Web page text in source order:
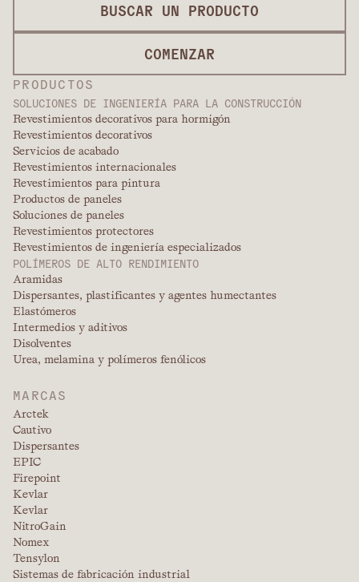
PRODUCTOS
SOLUCIONES DE INGENIERÍA PARA LA CONSTRUCCIÓN
Revestimientos decorativos para hormigón
Revestimientos decorativos
Servicios de acabado
Revestimientos internacionales
Revestimientos para pintura
Productos de paneles
Soluciones de paneles
Revestimientos protectores
Revestimientos de ingeniería especializados
POLÍMEROS DE ALTO RENDIMIENTO
Aramidas
Dispersantes, plastificantes y agentes humectantes
Elastómeros
Intermedios y aditivos
Disolventes
Urea, melamina y polímeros fenólicos
MARCAS
Arctek
Cautivo
Dispersantes
EPIC
Firepoint
Kevlar
Kevlar
NitroGain
Nomex
Tensylon
Sistemas de fabricación industrial
BUSCAR UN PRODUCTO
COMENZAR